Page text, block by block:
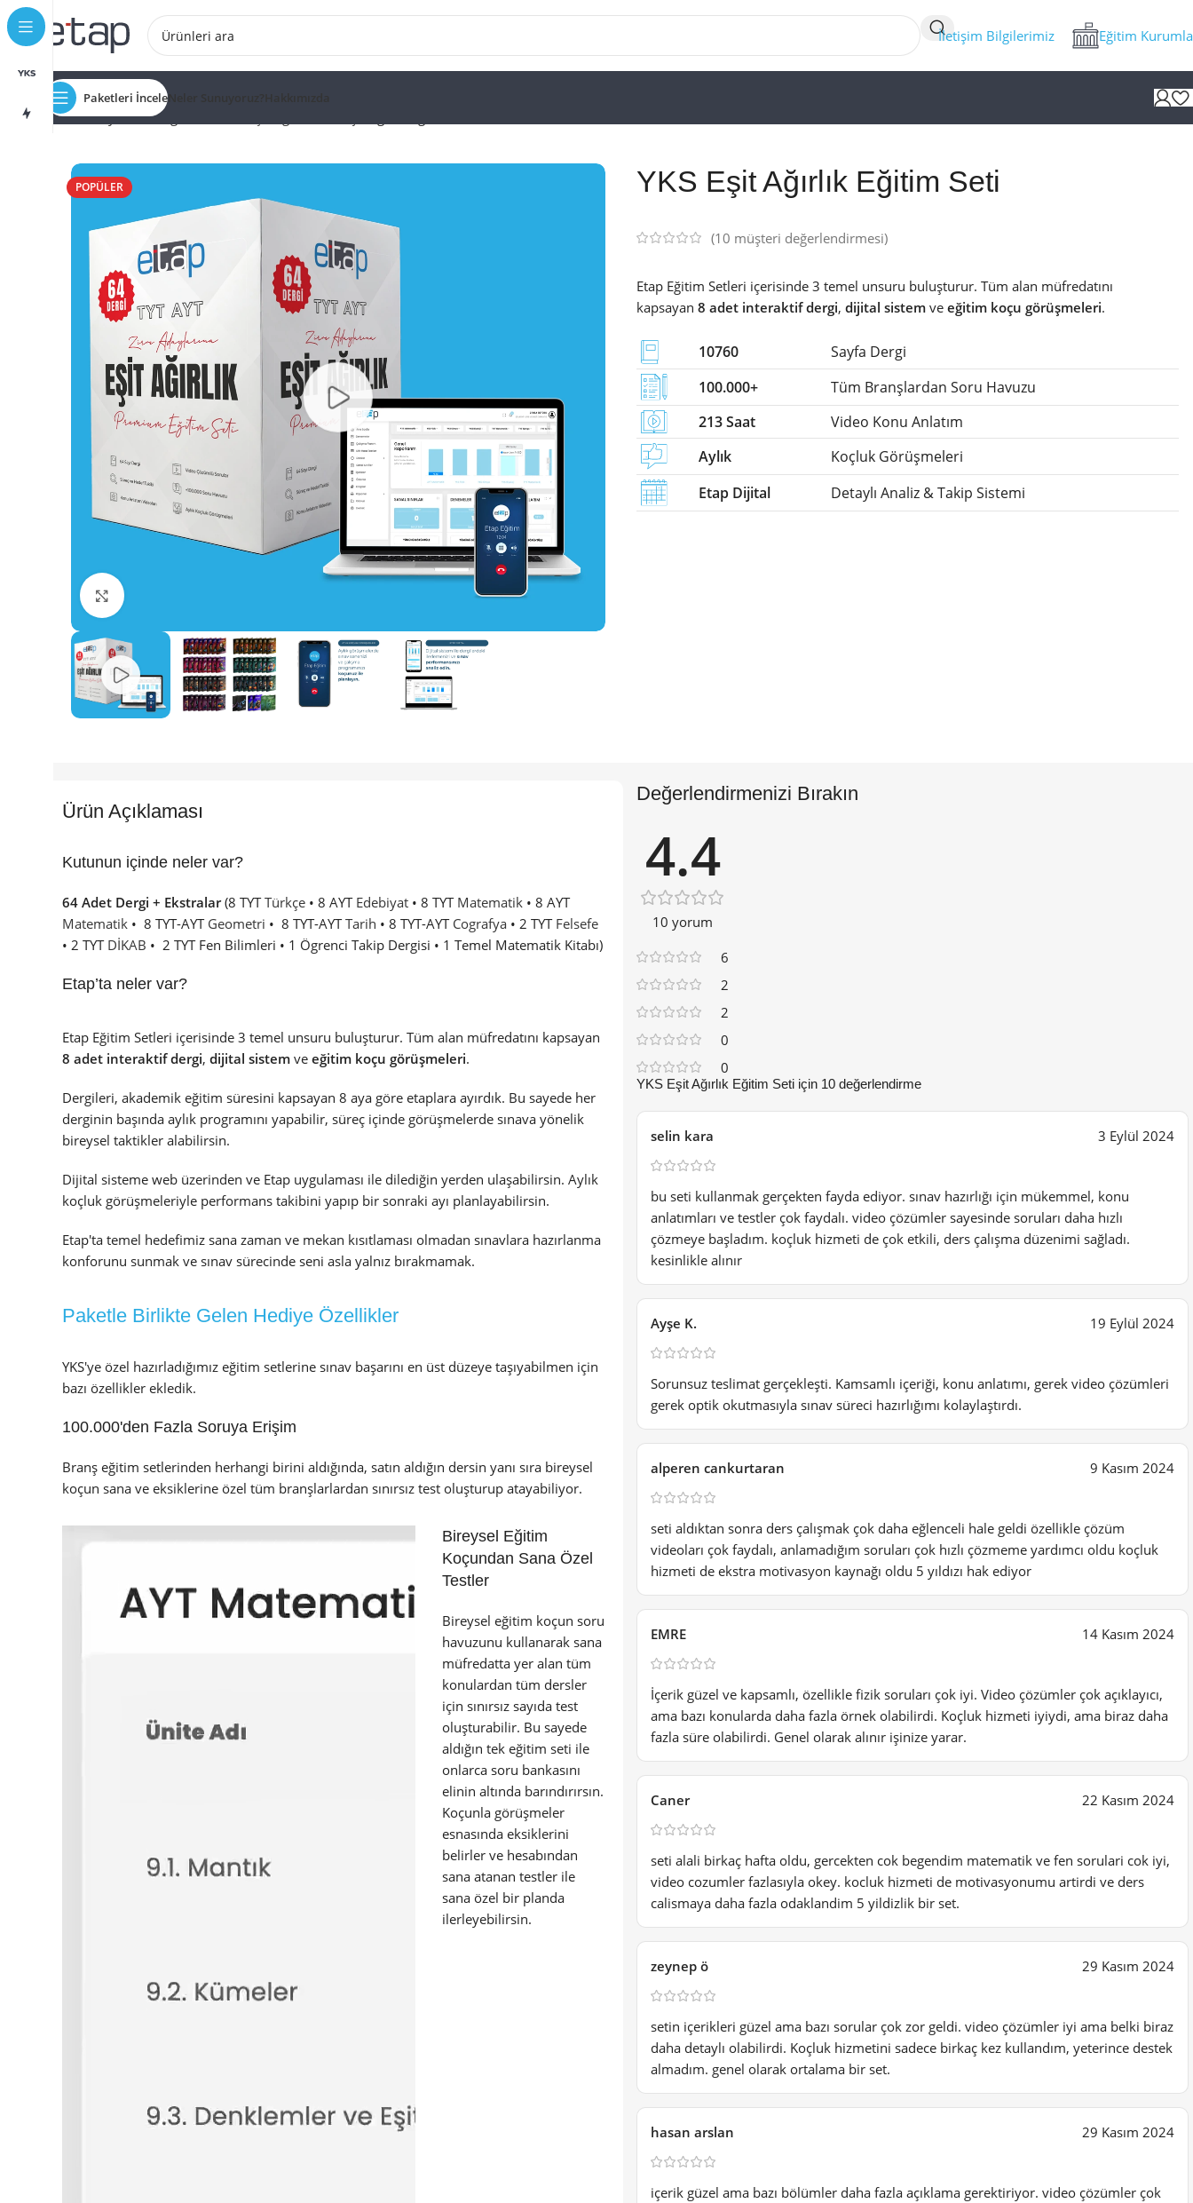
İletişim Bilgilerimiz Eğitim
Paketleri İncele Neler Sunuyoruz? Hakkımızda
Ana Sayfa Alan Eğitim Setleri
POPÜLER YKS Eşit Ağırlık Eğitim Seti
(10 müşteri değerlendirmesi)
Etap Eğitim Setleri içerisinde 3 temel unsuru buluşturur. Tüm alan müfredatını
kapsayan 8 adet interaktif dergi, dijital sistemve eğitim koçu görüşmeleri.
10760
Sayfa Dergi
100.000+
Tüm Branşlardan Soru Havuzu
213 Saat
Video Konu Anlatım
Aylık
Koçluk Görüşmeleri
Etap Dijital
Detaylı Analiz & Takip Sistemi
Ürün Açıklaması
Kutunun içinde neler var?
64 Adet Dergi + Ekstralar(8 TYTTürkçe • 8 AYT Edebiyat • 8 TYT Matematik • 8 AYT
Matematik • 8 TYT-AYT Geometri • 8 TYT-AYTTarih • 8 TYT-AYT Cografya • 2 TYT Felsefe
• 2 TYT DİKAB • 2 TYT Fen Bilimleri • 1 Ögrenci Takip Dergisi • 1 Temel Matematik Kitabı)
Etap’ta neler var?
Etap Eğitim Setleri içerisinde 3 temel unsuru buluşturur. Tüm alan müfredatını kapsayan
8 adet interaktif dergi, dijital sistem ve eğitim koçu görüşmeleri.
Dergileri, akademik eğitim süresini kapsayan 8 aya göre etaplara ayırdık. Bu sayede her
derginin başında aylık programını yapabilir, süreç içinde görüşmelerde sınava yönelik
bireysel taktikler alabilirsin.
Dijital sisteme web üzerinden ve Etap uygulaması ile dilediğin yerden ulaşabilirsin. Aylık
koçluk görüşmeleriyle performans takibini yapıp bir sonraki ayı planlayabilirsin.
Etap'ta temel hedefimiz sana zaman ve mekan kısıtlaması olmadan sınavlara hazırlanma
konforunu sunmak ve sınav sürecinde seni asla yalnız bırakmamak.
Paketle Birlikte Gelen Hediye Özellikler
YKS'ye özel hazırladığımız eğitim setlerine sınav başarını en üst düzeye taşıyabilmen için
bazı özellikler ekledik.
100.000'den Fazla Soruya Erişim
Branş eğitim setlerinden herhangi birini aldığında, satın aldığın dersin yanı sıra bireysel
koçun sana ve eksiklerine özel tüm branşlarlardan sınırsız test oluşturup atayabiliyor.
Bireysel Eğitim
Koçundan Sana Özel
Testler
Bireysel eğitim koçun soru
havuzunu kullanarak sana
müfredatta yer alan tüm
konulardan tüm dersler
için sınırsız sayıda test
oluşturabilir. Bu sayede
aldığın tek eğitim seti ile
onlarca soru bankasını
elinin altında barındırırsın.
Koçunla görüşmeler
esnasında eksiklerini
belirler ve hesabından
sana atanan testler ile
sana özel bir planda
ilerleyebilirsin.
Değerlendirmenizi Bırakın
4.4
10 yorum
6
2
2
0
0
YKS Eşit Ağırlık Eğitim Seti için 10 değerlendirme
selin kara 3 Eylül 2024
bu seti kullanmak gerçekten fayda ediyor. sınav hazırlığı için mükemmel, konu
anlatımları ve testler çok faydalı. video çözümler sayesinde soruları daha hızlı
çözmeye başladım. koçluk hizmeti de çok etkili, ders çalışma düzenimi sağladı.
kesinlikle alınır
Ayşe K. 19 Eylül 2024
Sorunsuz teslimat gerçekleşti. Kamsamlı içeriği, konu anlatımı, gerek video çözümleri
gerek optik okutmasıyla sınav süreci hazırlığımı kolaylaştırdı.
alperen cankurtaran 9 Kasım 2024
seti aldıktan sonra ders çalışmak çok daha eğlenceli hale geldi özellikle çözüm
videoları çok faydalı, anlamadığım soruları çok hızlı çözmeme yardımcı oldu koçluk
hizmeti de ekstra motivasyon kaynağı oldu 5 yıldızı hak ediyor
EMRE 14 Kasım 2024
İçerik güzel ve kapsamlı, özellikle fizik soruları çok iyi. Video çözümler çok açıklayıcı,
ama bazı konularda daha fazla örnek olabilirdi. Koçluk hizmeti iyiydi, ama biraz daha
fazla süre olabilirdi. Genel olarak alınır işinize yarar.
Caner 22 Kasım 2024
seti alali birkaç hafta oldu, gercekten cok begendim matematik ve fen sorulari cok iyi,
video cozumler fazlasıyla okey. kocluk hizmeti de motivasyonumu artirdi ve ders
calismaya daha fazla odaklandim 5 yildizlik bir set.
zeynep ö 29 Kasım 2024
setin içerikleri güzel ama bazı sorular çok zor geldi. video çözümler iyi ama belki biraz
daha detaylı olabilirdi. Koçluk hizmetini sadece birkaç kez kullandım, yeterince destek
almadım. genel olarak ortalama bir set.
hasan arslan 29 Kasım 2024
içerik güzel ama bazı bölümler daha fazla açıklama gerektiriyor. video çözümler çok